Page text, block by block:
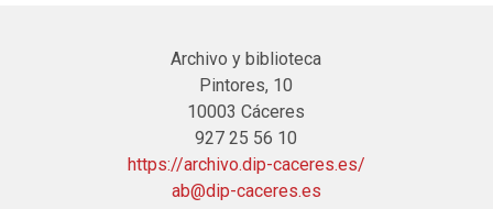
Archivo y biblioteca
Pintores, 10
10003 Cáceres
927 25 56 10
https://archivo.dip-caceres.es/
ab@dip-caceres.es